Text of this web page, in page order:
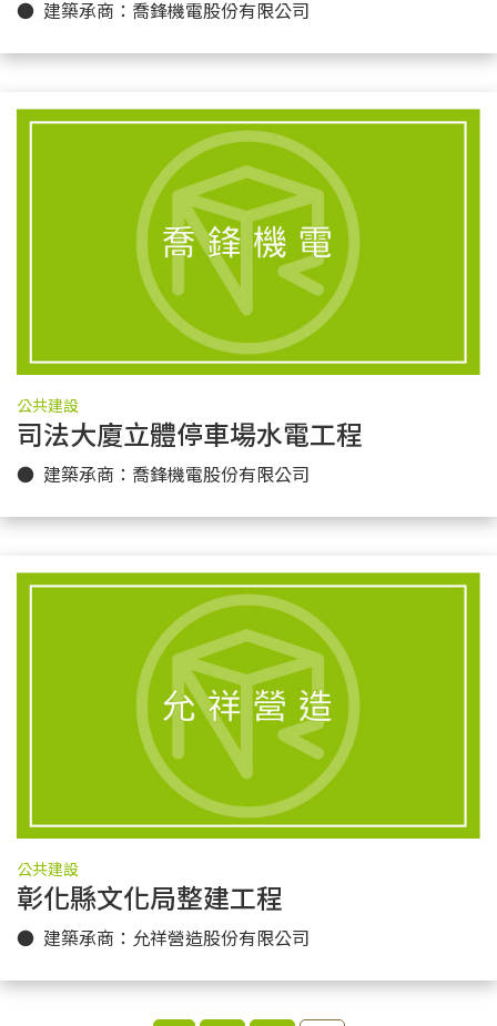
● 建築承商：喬鋒機電股份有限公司
更多實績
公共建設
司法大廈立體停車場水電工程
● 建築承商：喬鋒機電股份有限公司
更多實績
公共建設
彰化縣文化局整建工程
● 建築承商：允祥營造股份有限公司